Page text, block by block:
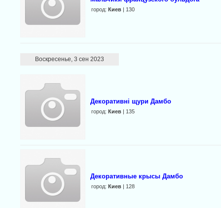
город: Киев| 130
Воскресенье, 3 сен 2023
Декоративні щури Дамбо
город: Киев| 135
Декоративные крысы Дамбо
город: Киев| 128